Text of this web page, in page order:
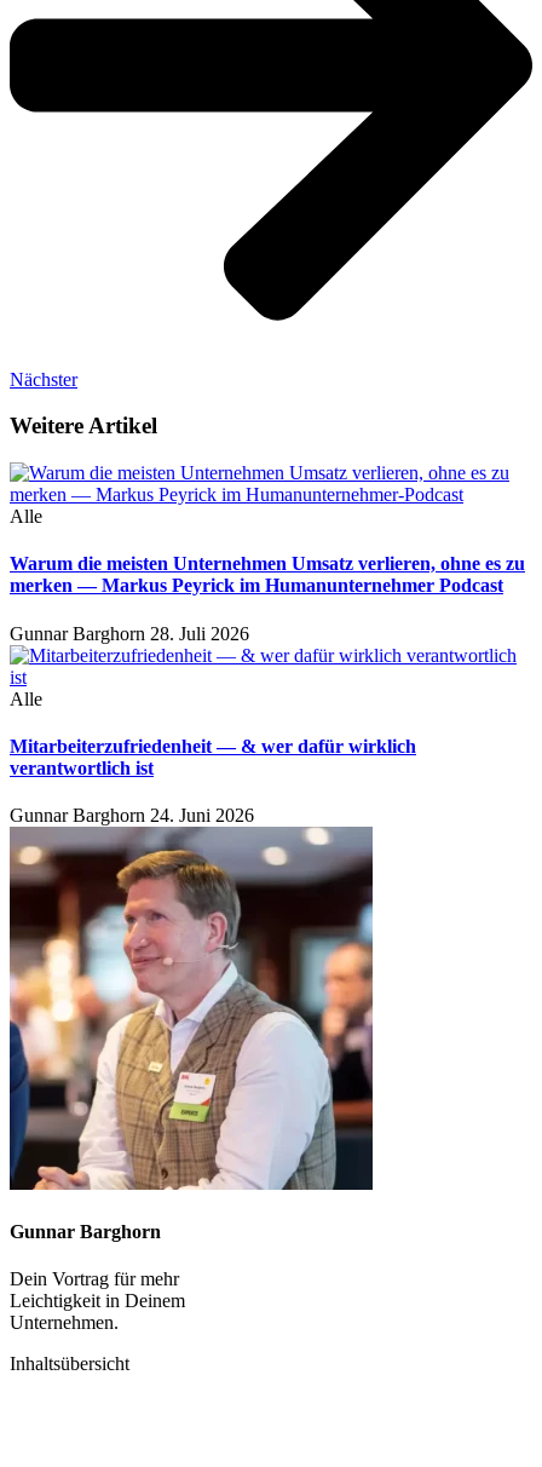
Nächster
Weitere Artikel
Alle
Warum die meisten Unternehmen Umsatz verlieren, ohne es zu
merken — Markus Peyrick im Humanunternehmer Podcast
Gunnar Barghorn 28. Juli 2026
Alle
Mitarbeiterzufriedenheit — & wer dafür wirklich
verantwortlich ist
Gunnar Barghorn 24. Juni 2026
Gunnar Barghorn
Dein Vortrag für mehr
Leichtigkeit in Deinem
Unternehmen.
Inhaltsübersicht